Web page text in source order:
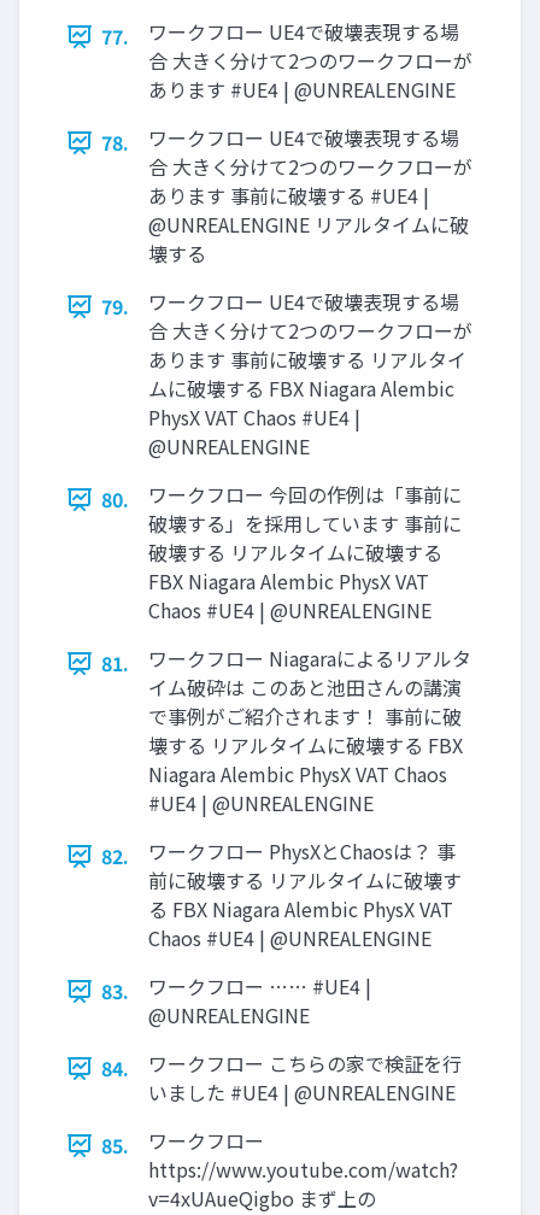
77.
ワークフロー UE4で破壊表現する場
合 大きく分けて2つのワークフローが
あります #UE4 | @UNREALENGINE
78.
ワークフロー UE4で破壊表現する場
合 大きく分けて2つのワークフローが
あります 事前に破壊する #UE4 |
@UNREALENGINE リアルタイムに破
壊する
79.
ワークフロー UE4で破壊表現する場
合 大きく分けて2つのワークフローが
あります 事前に破壊する リアルタイ
ムに破壊する FBX Niagara Alembic
PhysX VAT Chaos #UE4 |
@UNREALENGINE
80.
ワークフロー 今回の作例は「事前に
破壊する」を採用しています 事前に
破壊する リアルタイムに破壊する
FBX Niagara Alembic PhysX VAT
Chaos #UE4 | @UNREALENGINE
81.
ワークフロー Niagaraによるリアルタ
イム破砕は このあと池田さんの講演
で事例がご紹介されます！ 事前に破
壊する リアルタイムに破壊する FBX
Niagara Alembic PhysX VAT Chaos
#UE4 | @UNREALENGINE
82.
ワークフロー PhysXとChaosは？ 事
前に破壊する リアルタイムに破壊す
る FBX Niagara Alembic PhysX VAT
Chaos #UE4 | @UNREALENGINE
83.
ワークフロー …… #UE4 |
@UNREALENGINE
84.
ワークフロー こちらの家で検証を行
いました #UE4 | @UNREALENGINE
85.
ワークフロー
https://www.youtube.com/watch?
v=4xUAueQigbo まず上の